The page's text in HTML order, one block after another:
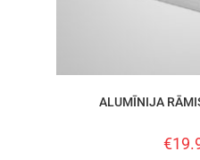
ALUMĪNIJA
€